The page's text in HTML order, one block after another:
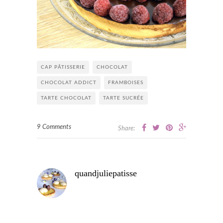
CAP PÂTISSERIE CHOCOLAT
CHOCOLAT ADDICT FRAMBOISES
TARTE CHOCOLAT TARTE SUCRÉE
9 Comments Share:
quandjuliepatisse